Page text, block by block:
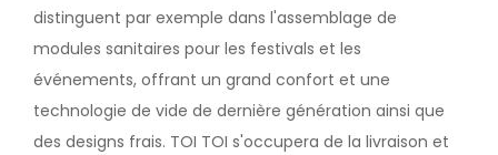
distinguent par exemple dans l'assemblage de
modules sanitaires pour les festivals et les
événements, offrant un grand confort et une
technologie de vide de dernière génération ainsi que
des designs frais. TOI TOI s'occupera de la livraison et